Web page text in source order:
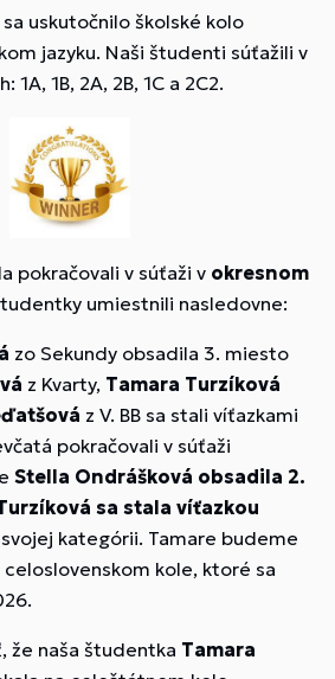
uskutočnilo školské kolo
jazyku. Naši študenti súťažili v
1B, 2A, 2B, 1C a 2C2.
pokračovali v súťaži v okresnom
umiestnili nasledovne:
zo Sekundy obsadila 3. miesto
z Kvarty, Tamara Turzíková
z V. BB sa stali víťazkami
pokračovali v súťaži
Stella Ondrášková obsadila 2.
sa stala víťazkou
kategórii. Tamare budeme
kole, ktoré sa
že naša študentka Tamara